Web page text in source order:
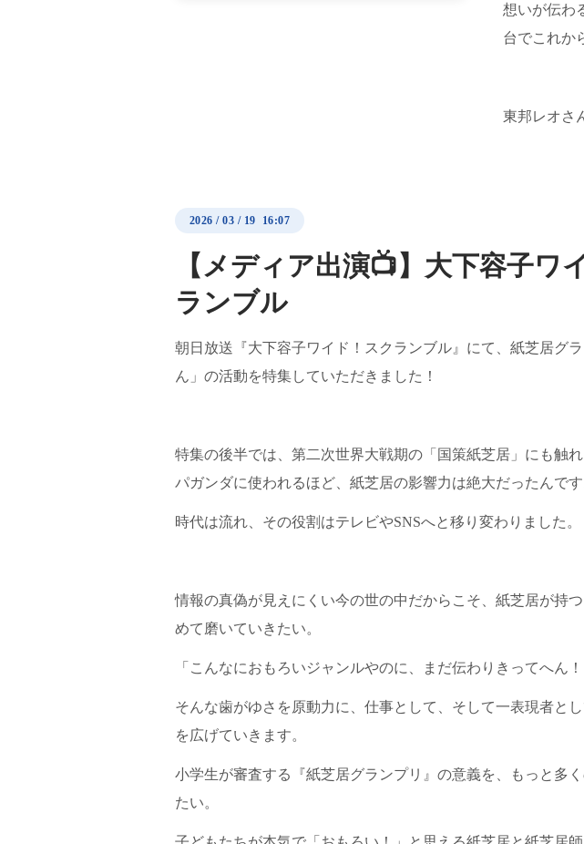
想いが伝わ
台でこれか
東邦レオさ
2026 /03 / 19 16:07
【メディア出演📺️】大下容子ワ
ランブル
朝日放送『大下容子ワイド！スクランブル』にて、紙芝居グ
ん」の活動を特集していただきました！
特集の後半では、第二次世界大戦期の「国策紙芝居」にも触
パガンダに使われるほど、紙芝居の影響力は絶大だったんです
時代は流れ、その役割はテレビやSNSへと移り変わりました。
情報の真偽が見えにくい今の世の中だからこそ、紙芝居が持
めて磨いていきたい。
「こんなにおもろいジャンルやのに、まだ伝わりきってへん！
そんな歯がゆさを原動力に、仕事として、そして一表現者と
を広げていきます。
小学生が審査する『紙芝居グランプリ』の意義を、もっと多
たい。